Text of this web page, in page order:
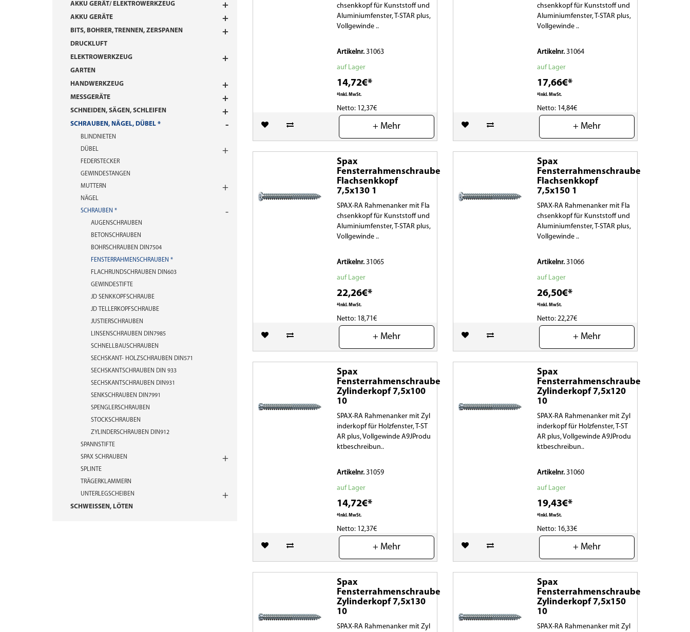
AKKU GERÄT/ ELEKTROWERKZEUG
AKKU GERÄTE
BITS, BOHRER, TRENNEN, ZERSPANEN
DRUCKLUFT
ELEKTROWERKZEUG
GARTEN
HANDWERKZEUG
MESSGERÄTE
SCHNEIDEN, SÄGEN, SCHLEIFEN
SCHRAUBEN, NÄGEL, DÜBEL
BLINDNIETEN
DÜBEL
FEDERSTECKER
GEWINDESTANGEN
MUTTERN
NÄGEL
SCHRAUBEN
AUGENSCHRAUBEN
BETONSCHRAUBEN
BOHRSCHRAUBEN DIN7504
FENSTERRAHMENSCHRAUBEN
FLACHRUNDSCHRAUBEN DIN603
GEWINDESTIFTE
JD SENKKOPFSCHRAUBE
JD TELLERKOPFSCHRAUBE
JUSTIERSCHRAUBEN
LINSENSCHRAUBEN DIN7985
SCHNELLBAUSCHRAUBEN
SECHSKANT- HOLZSCHRAUBEN DIN571
SECHSKANTSCHRAUBEN DIN 933
SECHSKANTSCHRAUBEN DIN931
SENKSCHRAUBEN DIN7991
SPENGLERSCHRAUBEN
STOCKSCHRAUBEN
ZYLINDERSCHRAUBEN DIN912
SPANNSTIFTE
SPAX SCHRAUBEN
SPLINTE
TRÄGERKLAMMERN
UNTERLEGSCHEIBEN
SCHWEISSEN, LÖTEN
chsenkkopf für Kunststoff und
Aluminiumfenster, T-STAR plus,
Vollgewinde ..
Artikelnr. 31063
auf Lager
14,72€*
*Inkl. MwSt.
Netto: 12,37€
(0)
+ Mehr
chsenkkopf für Kunststoff und
Aluminiumfenster, T-STAR plus,
Vollgewinde ..
Artikelnr. 31064
auf Lager
17,66€*
*Inkl. MwSt.
Netto: 14,84€
(0)
+ Mehr
Spax
Fensterrahmenschraube
Flachsenkkopf
7,5x130 1
SPAX-RA Rahmenanker mit Fla
chsenkkopf für Kunststoff und
Aluminiumfenster, T-STAR plus,
Vollgewinde ..
Artikelnr. 31065
auf Lager
22,26€*
*Inkl. MwSt.
Netto: 18,71€
(0)
+ Mehr
Spax
Fensterrahmenschraube
Flachsenkkopf
7,5x150 1
SPAX-RA Rahmenanker mit Fla
chsenkkopf für Kunststoff und
Aluminiumfenster, T-STAR plus,
Vollgewinde ..
Artikelnr. 31066
auf Lager
26,50€*
*Inkl. MwSt.
Netto: 22,27€
(0)
+ Mehr
Spax
Fensterrahmenschraube
Zylinderkopf 7,5x100
10
SPAX-RA Rahmenanker mit Zyl
inderkopf für Holzfenster, T-ST
AR plus, Vollgewinde A9JProdu
ktbeschreibun..
Artikelnr. 31059
auf Lager
14,72€*
*Inkl. MwSt.
Netto: 12,37€
(0)
+ Mehr
Spax
Fensterrahmenschraube
Zylinderkopf 7,5x120
10
SPAX-RA Rahmenanker mit Zyl
inderkopf für Holzfenster, T-ST
AR plus, Vollgewinde A9JProdu
ktbeschreibun..
Artikelnr. 31060
auf Lager
19,43€*
*Inkl. MwSt.
Netto: 16,33€
(0)
+ Mehr
Spax
Fensterrahmenschraube
Zylinderkopf 7,5x130
10
SPAX-RA Rahmenanker mit Zyl
Spax
Fensterrahmenschraube
Zylinderkopf 7,5x150
10
SPAX-RA Rahmenanker mit Zyl